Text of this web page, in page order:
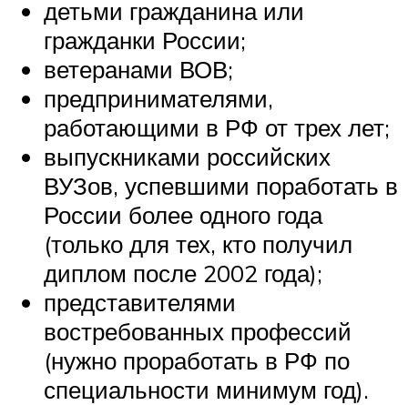
детьми гражданина или
гражданки России;
ветеранами ВОВ;
предпринимателями,
работающими в РФ от трех лет;
выпускниками российских
ВУЗов, успевшими поработать в
России более одного года
(только для тех, кто получил
диплом после 2002 года);
представителями
востребованных профессий
(нужно проработать в РФ по
специальности минимум год).